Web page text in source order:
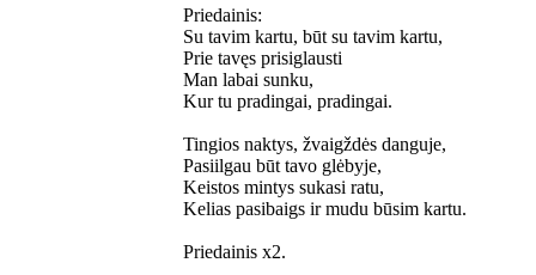
Priedainis:
Su tavim kartu, būt su tavim kartu,
Prie tavęs prisiglausti
Man labai sunku,
Kur tu pradingai, pradingai.
Tingios naktys, žvaigždės danguje,
Pasiilgau būt tavo glėbyje,
Keistos mintys sukasi ratu,
Kelias pasibaigs ir mudu būsim kartu.
Priedainis x2.